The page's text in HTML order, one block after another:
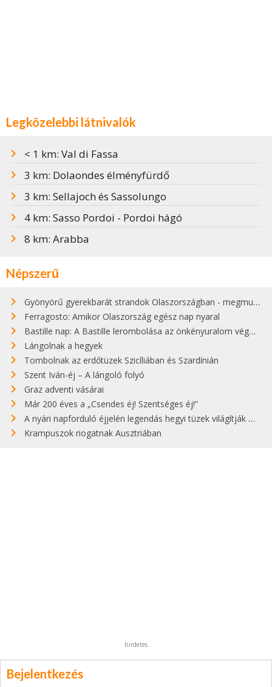
Legközelebbi látnivalók
< 1 km: Val di Fassa
3 km: Dolaondes élményfürdő
3 km: Sellajoch és Sassolungo
4 km: Sasso Pordoi - Pordoi hágó
8 km: Arabba
Népszerű
Gyönyörű gyerekbarát strandok Olaszországban - megmutatjuk a 15 legjobbat
Ferragosto: Amikor Olaszország egész nap nyaral
Bastille nap: A Bastille lerombolása az önkényuralom végét jelentette
Lángolnak a hegyek
Tombolnak az erdőtüzek Szicíliában és Szardínián
Szent Iván-éj – A lángoló folyó
Graz adventi vásárai
Már 200 éves a „Csendes éj! Szentséges éj!”
A nyári napforduló éjjelén legendás hegyi tüzek világítják meg Zugspitzét
Krampuszok riogatnak Ausztriában
hirdetés
Bejelentkezés